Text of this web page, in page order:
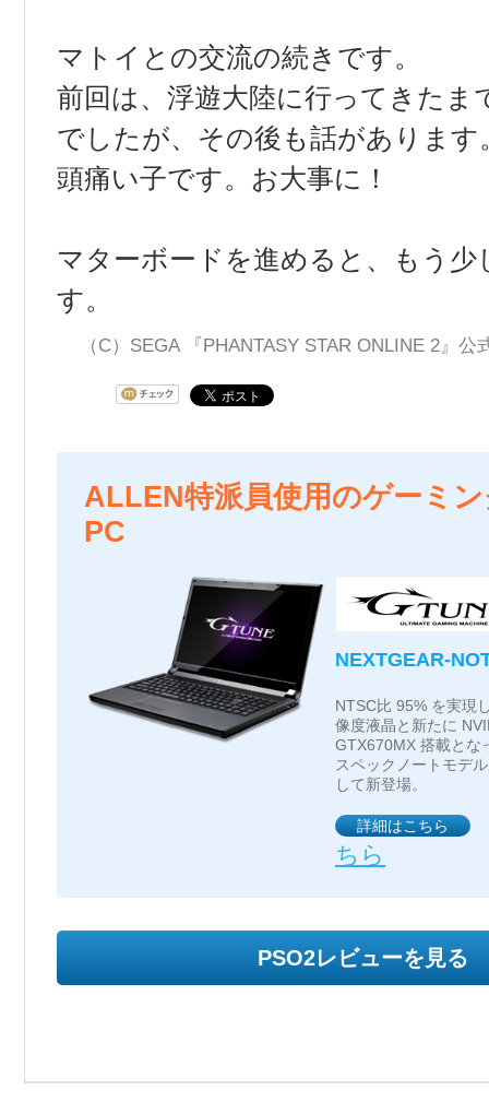
マトイとの交流の続きです。
前回は、浮遊大陸に行ってきたま
でしたが、その後も話があります
頭痛い子です。お大事に！
マターボードを進めると、もう少
す。
（C）SEGA 『PHANTASY STAR ONLINE 2』
ALLEN特派員使用のゲーミ
PC
NEXTGEAR-
NTSC比 95% を実現
像度液晶と新たに
GTX670MX 搭載とな
スペックノートモデ
して新登場。
詳細はこちら
ちら
PSO2レビューを見る